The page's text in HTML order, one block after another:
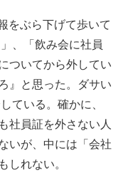
をぶら下げて歩いて
、「飲み会に社員
ついてから外してい
』と思った。ダサい
ている。確かに、
社員証を外さない人
いが、中には「会社
しれない。